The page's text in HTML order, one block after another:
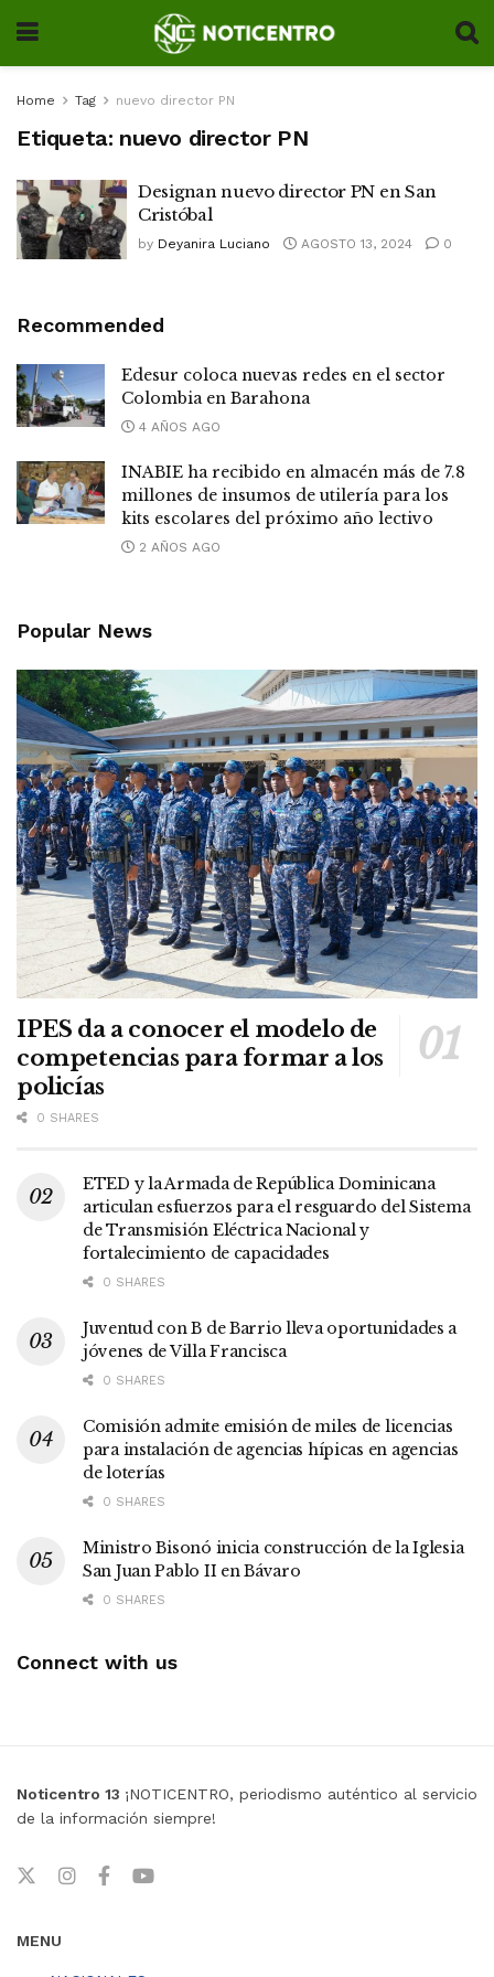
Home Tag nuevo director PN
Etiqueta: nuevo director PN
Designan nuevo director PN en San
Cristóbal
by Deyanira Luciano AGOSTO 13, 2024 0
Recommended
Edesur coloca nuevas redes en el sector
Colombia en Barahona
4 AÑOS AGO
INABIE ha recibido en almacén más de 7.8
millones de insumos de utilería para los
kits escolares del próximo año lectivo
2 AÑOS AGO
Popular News
IPES da a conocer el modelo de
competencias para formar a los
policías
0 SHARES
ETED y la Armada de República Dominicana
articulan esfuerzos para el resguardo del Sistema
de Transmisión Eléctrica Nacional y
fortalecimiento de capacidades
0 SHARES
Juventud con B de Barrio lleva oportunidades a
jóvenes de Villa Francisca
0 SHARES
Comisión admite emisión de miles de licencias
para instalación de agencias hípicas en agencias
de loterías
0 SHARES
Ministro Bisonó inicia construcción de la Iglesia
San Juan Pablo II en Bávaro
0 SHARES
Connect with us
Noticentro 13 ¡NOTICENTRO, periodismo auténtico al servicio
de la información siempre!
MENU